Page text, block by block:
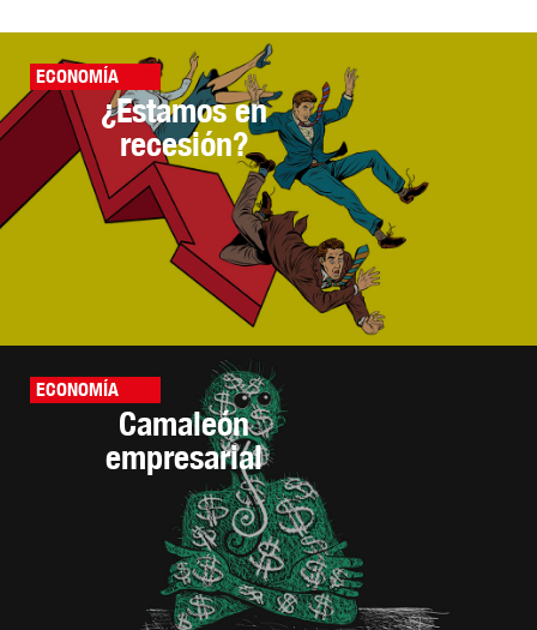
ECONOMÍA
¿Estamos en
recesión?
ECONOMÍA
Camaleón
empresarial